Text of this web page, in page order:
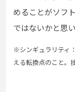
めることがソフ
ではないかと思い
※シンギュラリティ
える転換点のこと。